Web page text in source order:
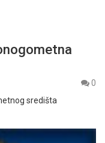
0
središta